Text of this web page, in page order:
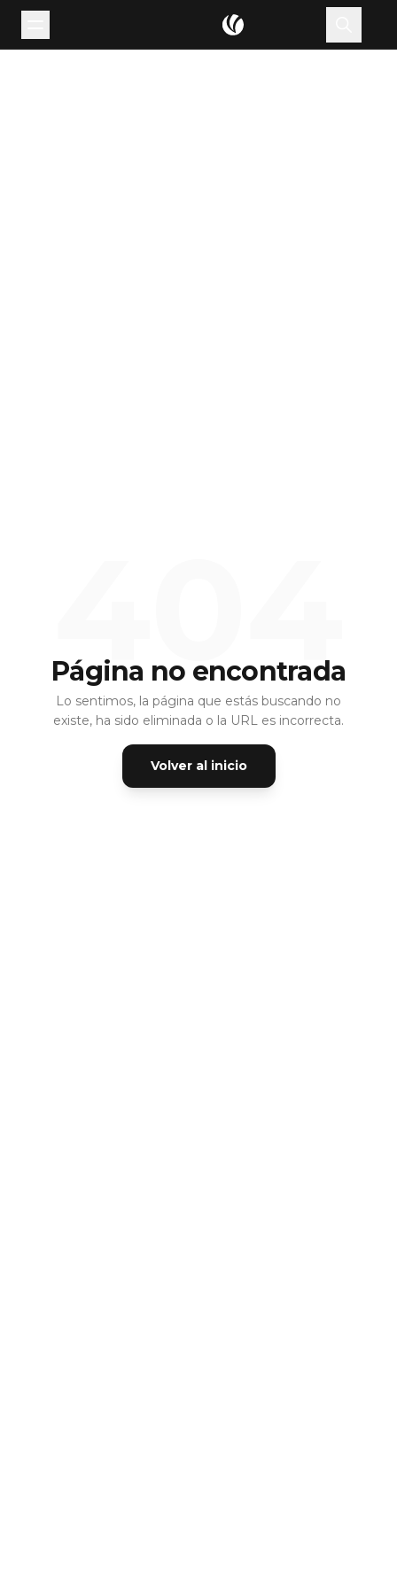
404
Página no encontrada
Lo sentimos, la página que estás buscando no
existe, ha sido eliminada o la URL es incorrecta.
Volver al inicio